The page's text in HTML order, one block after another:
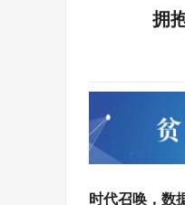
拥
时代召唤，数